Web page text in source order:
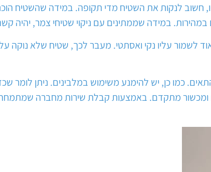
לנקות את השטיח מדי תקופה. במידה שהשטיח
במידה שממתינים עם ניקוי שטיחי צמר, יהיה
לשמור עליו נקי ואסתטי. מעבר לכך, שטיח שלא
כמו כן, יש להימנע משימוש במלבינים. ניתן לומר
ומכשור מתקדם. באמצעות קבלת שירות מחברה שמתמחה